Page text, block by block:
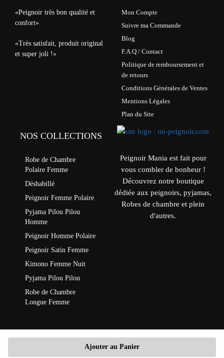
Ajouter au Panier
«Peignoir très bon qualité et
confort»
«Très satisfait, produit original
et super joli !»
Mon Compte
Suivre ma Commande
Blog
F.A.Q / Contact
Politique de remboursement et
de retours
Conditions Générales de Ventes
Mentions Légales
Plan du Site
NOS COLLECTIONS
Robe de Chambre
Polaire Femme
Déshabillé
Peignoir Femme Polaire
Pyjama Pilou Pilou
Homme
Peignoir Homme Polaire
Peignoir Satin Femme
Kimono Femme Nuit
Pyjama Pilou Pilou
Robe de Chambre
Longue Femme
Peignoir Mania est fait pour
vous combler de bonheur !
Découvrez notre boutique
dédiée aux peignoirs, pyjamas,
Robes de chambre et plein
d'autres.